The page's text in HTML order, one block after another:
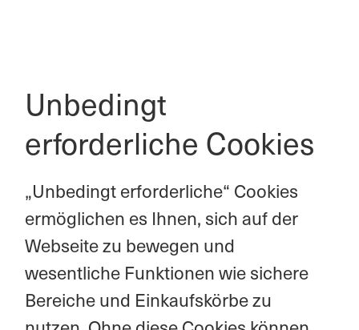
Unbedingt
erforderliche Cookies
„Unbedingt erforderliche“ Cookies
ermöglichen es Ihnen, sich auf der
Webseite zu bewegen und
wesentliche Funktionen wie sichere
Bereiche und Einkaufskörbe zu